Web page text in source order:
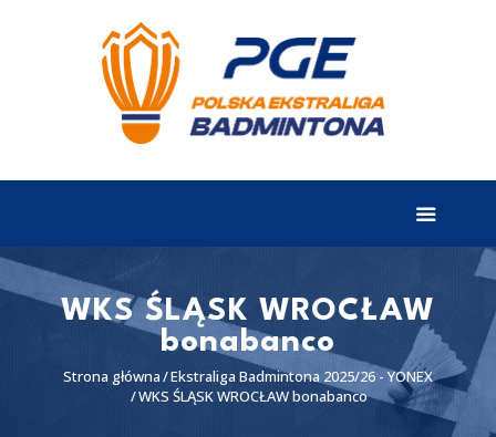
WKS ŚLĄSK WROCŁAW
bonabanco
Strona główna Ekstraliga Badmintona 2025/26 - YONEX
WKS ŚLĄSK WROCŁAW bonabanco
EKSTRALIGA
Aktualności
Tabela
Wyniki
Terminarz
Partnerzy